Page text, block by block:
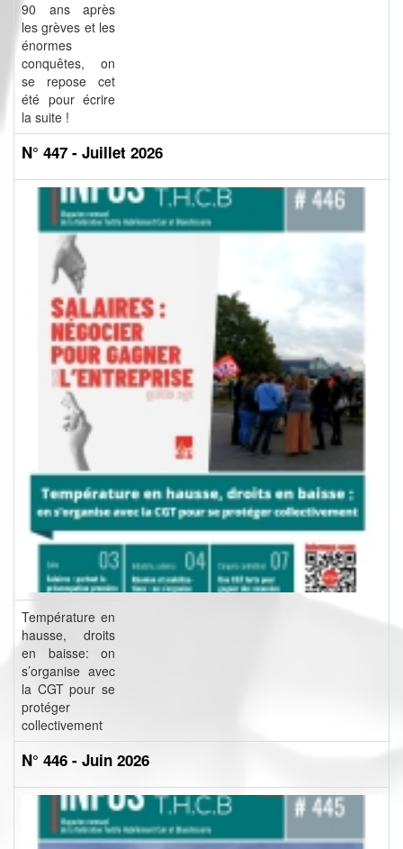
90 ans après
les grèves et les
énormes
conquêtes, on
se repose cet
été pour écrire
la suite !
N° 447 - Juillet 2026
Température en
hausse, droits
en baisse: on
s’organise avec
la CGT pour se
protéger
collectivement
N° 446 - Juin 2026